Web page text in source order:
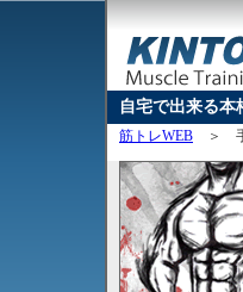
自宅で出来る本
筋トレWEB ＞